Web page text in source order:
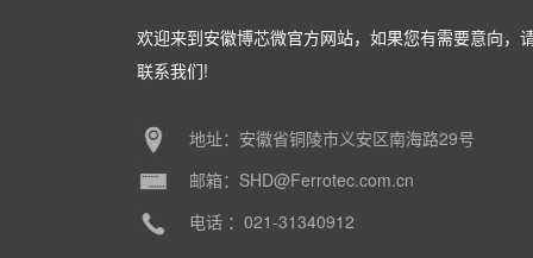
欢迎来到安徽博芯微官方网站，如果您有需要意向，
联系我们!
地址：安徽省铜陵市义安区南海路29号
邮箱：SHD@Ferrotec.com.cn
电话 ：021-31340912